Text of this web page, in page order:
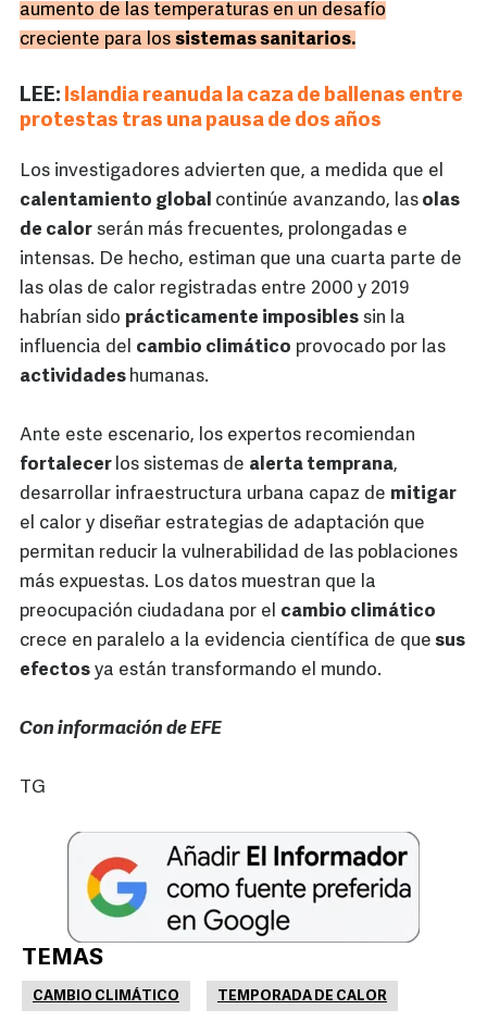
aumento de las temperaturas en un desafío
creciente para los sistemas sanitarios.
LEE: Islandia reanuda la caza de ballenas entre
protestas tras una pausa de dos años
Los investigadores advierten que, a medida que el
calentamiento global continúe avanzando, las olas
de calor serán más frecuentes, prolongadas e
intensas. De hecho, estiman que una cuarta parte de
las olas de calor registradas entre 2000 y 2019
habrían sido prácticamente imposibles sin la
influencia del cambio climático provocado por las
actividades humanas.
Ante este escenario, los expertos recomiendan
fortalecer los sistemas de alerta temprana,
desarrollar infraestructura urbana capaz de mitigar
el calor y diseñar estrategias de adaptación que
permitan reducir la vulnerabilidad de las poblaciones
más expuestas. Los datos muestran que la
preocupación ciudadana por el cambio climático
crece en paralelo a la evidencia científica de que sus
efectos ya están transformando el mundo.
Con información de EFE
TG
TEMAS
CAMBIO CLIMÁTICO TEMPORADA DE CALOR